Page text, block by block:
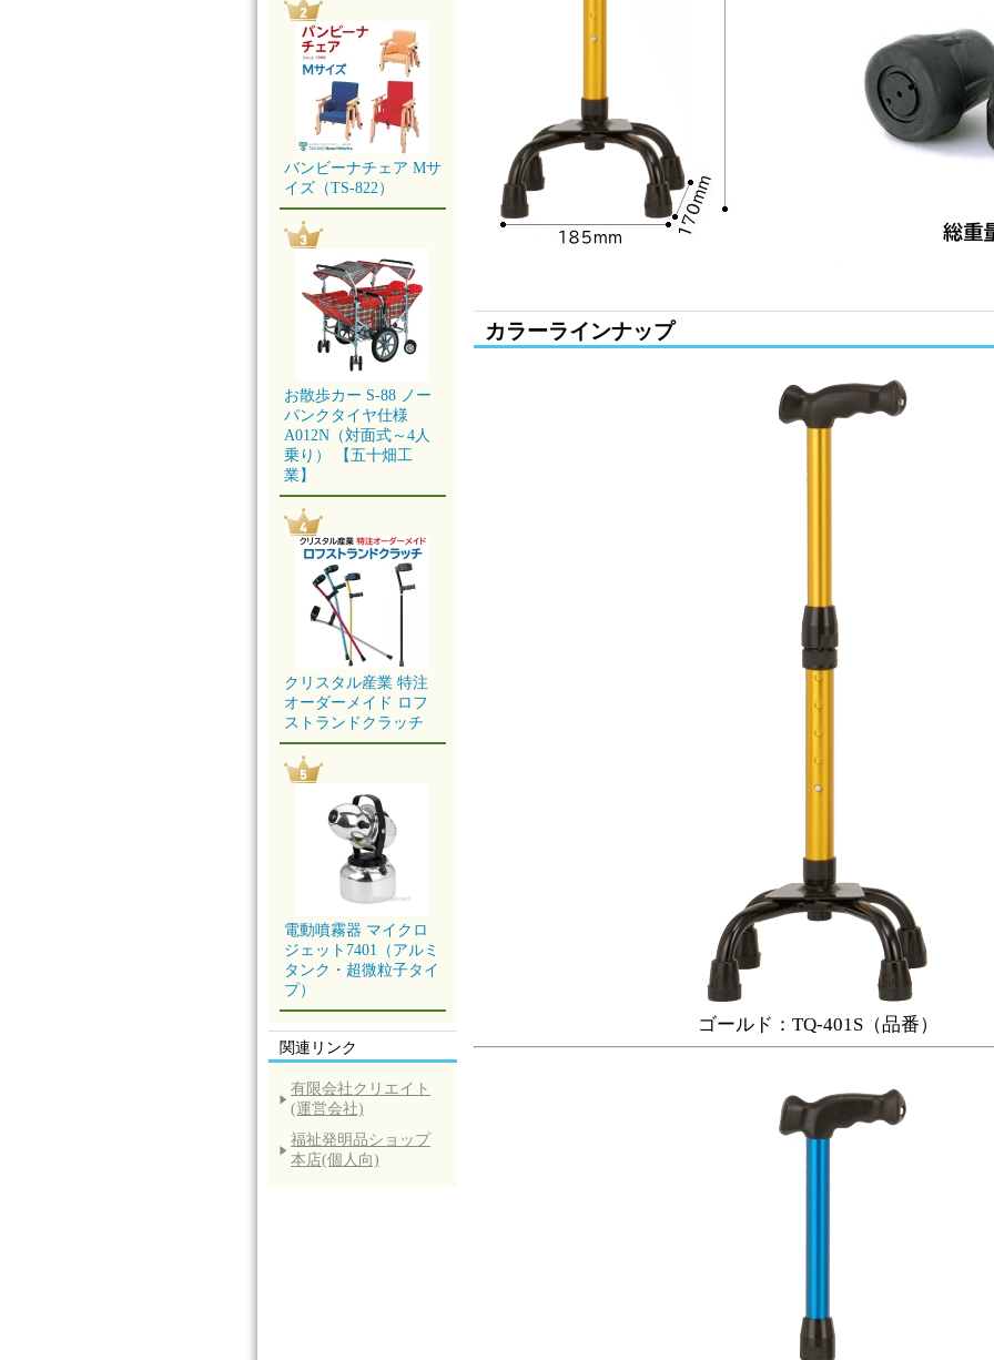
バンビーナチェア Mサ
イズ（TS-822）
お散歩カー S-88 ノー
パンクタイヤ仕様
A012N（対面式～4人
乗り） 【五十畑工
業】
クリスタル産業 特注
オーダーメイド ロフ
ストランドクラッチ
電動噴霧器 マイクロ
ジェット7401（アルミ
タンク・超微粒子タイ
プ）
関連リンク
有限会社クリエイト
(運営会社)
福祉発明品ショップ
本店(個人向)
カラーラインナップ
ゴールド：TQ-401S（品番）